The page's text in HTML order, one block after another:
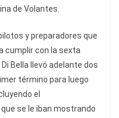
de Volantes.
y preparadores que
cumplir con la sexta
Bella llevó adelante dos
término para luego
el
se le iban mostrando